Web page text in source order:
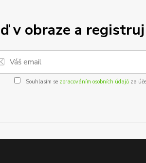
v obraze a
Souhlasím se zpracováním osobních údajůza